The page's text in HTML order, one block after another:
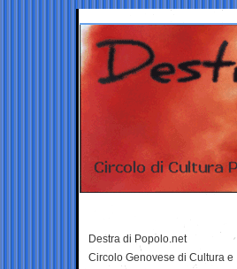
Destra di Popolo.net
Circolo Genovese di Cultura e